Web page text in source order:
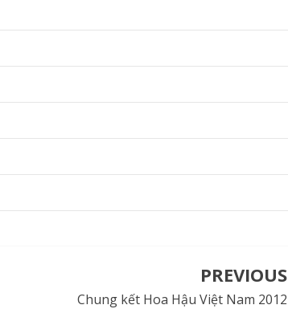
PREVIOUS
Chung kết Hoa Hậu Việt Nam 2012